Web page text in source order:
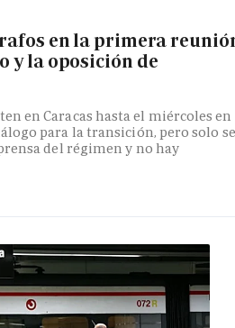
en la primera
y la oposición de
en Caracas hasta el miércoles en
para la transición, pero solo se
del régimen y no hay